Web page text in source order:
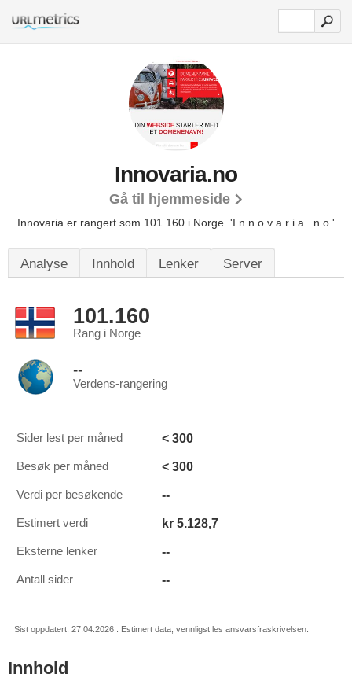
Innovaria.no
Gå til hjemmeside
Innovaria er rangert som 101.160 i Norge. 'I n n o v a r i a . n o.'
Analyse Innhold Lenker Server
101.160
Rang i Norge
--
Verdens-rangering
Sider lest per måned < 300
Besøk per måned < 300
Verdi per besøkende --
Estimert verdi kr 5.128,7
Eksterne lenker --
Antall sider --
Sist oppdatert: 27.04.2026 . Estimert data, vennligst les ansvarsfraskrivelsen.
Innhold